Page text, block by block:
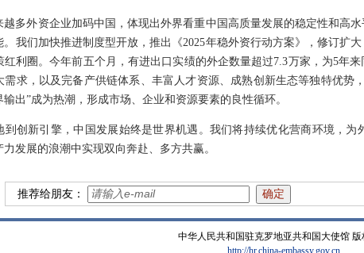
越多外资企业加码中国，体现出外界看重中国高质量发展的稳定性和高
。我们加快推进制度型开放，推出《2025年稳外资行动方案》，修订扩
红利圈。今年前五个月，有进出口实绩的外企数量超过7.3万家，为5年
需求，以及完备产供链体系、丰富人才资源、成熟创新生态等独特优势
输出”成为热潮，形成市场、企业和资源要素的良性循环。
到创新引擎，中国发展始终是世界机遇。我们将持续优化营商环境，
发展的浪潮中实现双向奔赴、多方共赢。
推荐给朋友：
中华人民共和国驻克罗地亚共和国大使馆 版
http://hr.china-embassy.gov.cn